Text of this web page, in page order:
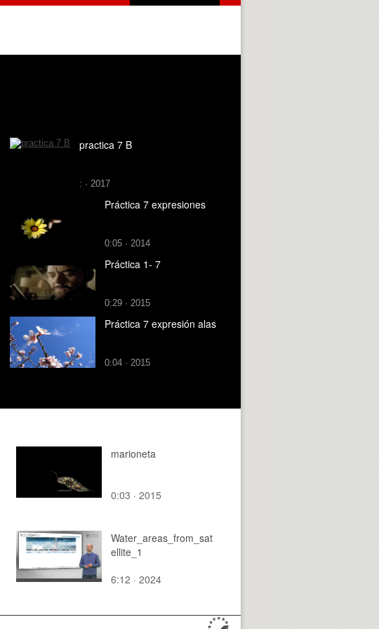
practica 7 B
: · 2017
Práctica 7 expresiones
0:05 · 2014
Práctica 1- 7
0:29 · 2015
Práctica 7 expresión alas
0:04 · 2015
marioneta
0:03 · 2015
Water_areas_from_sat
ellite_1
6:12 · 2024